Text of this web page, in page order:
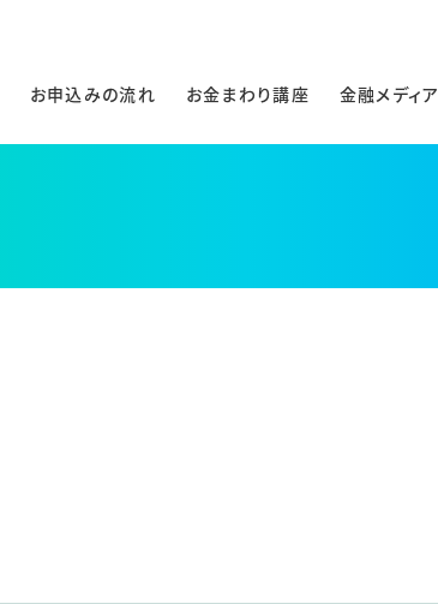
お申込みの流れ お金まわり講座 金融メディア